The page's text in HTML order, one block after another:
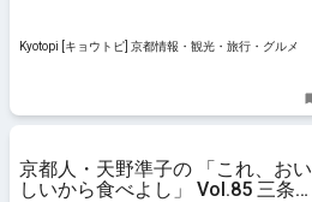
Kyotopi [キョウトピ] 京都情報・観光・旅行・グルメ
京都人・天野準子の 「これ、おい
しいから食べよし」 Vol.85 三条京